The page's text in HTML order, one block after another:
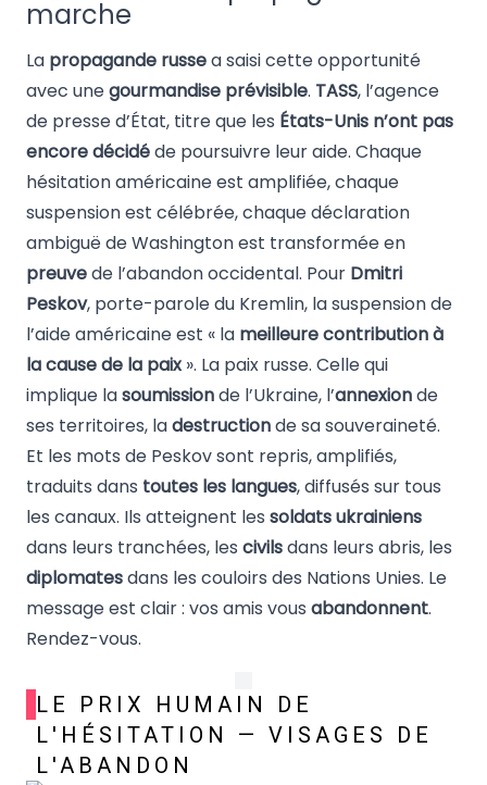
marche
La propagande russea saisi cette opportunité
avec unegourmandise prévisible. TASS, l’agence
de presse d’État, titre que les États-Unis n’ont pas
encore décidéde poursuivre leur aide. Chaque
hésitation américaine est amplifiée, chaque
suspension est célébrée, chaque déclaration
ambiguë de Washington est transformée en
preuvede l’abandon occidental. Pour Dmitri
Peskov, porte-parole du Kremlin, la suspension de
l’aide américaine est « la meilleure contribution à
la cause de la paix ». La paix russe. Celle qui
implique lasoumissionde l’Ukraine, l’annexionde
ses territoires, ladestructionde sa souveraineté.
Et les mots de Peskov sont repris, amplifiés,
traduits dans toutes les langues, diffusés sur tous
les canaux. Ils atteignent les soldats ukrainiens
dans leurs tranchées, les civilsdans leurs abris, les
diplomatesdans les couloirs des Nations Unies. Le
message est clair : vos amis vous abandonnent.
Rendez-vous.
LE PRIX HUMAIN DE
L'HÉSITATION — VISAGES DE
L'ABANDON